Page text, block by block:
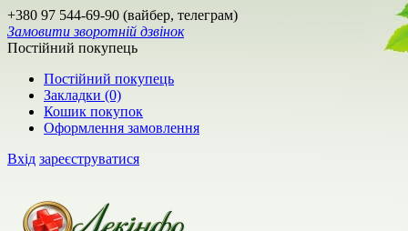
+380 97 544-69-90 (вайбер, телеграм)
Замовити зворотній дзвінок
Постійний покупець
Постійний покупець
Закладки (0)
Кошик покупок
Оформлення замовлення
Вхід зареєструватися